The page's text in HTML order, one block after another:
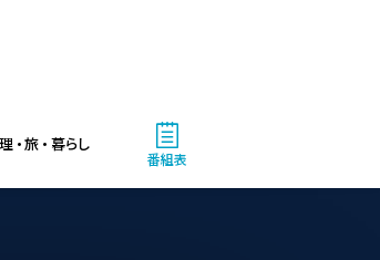
・旅・暮らし
番組表